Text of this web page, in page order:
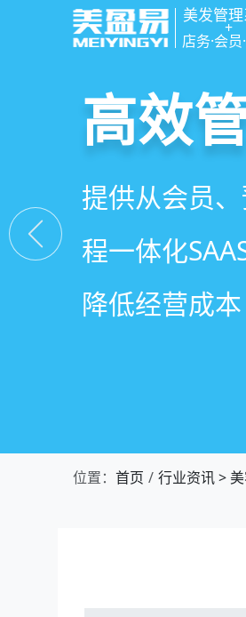
美发管
+
店务·会员
美容
店务+拓客
店经营管理
高效
提供从会员
程一体化
降低经营成本
社交
基于拼团、
交营销玩法
引爆门店客流
小程
小程序链接
线下，让口
盘活私域流量
位置： 首页 行业资讯>